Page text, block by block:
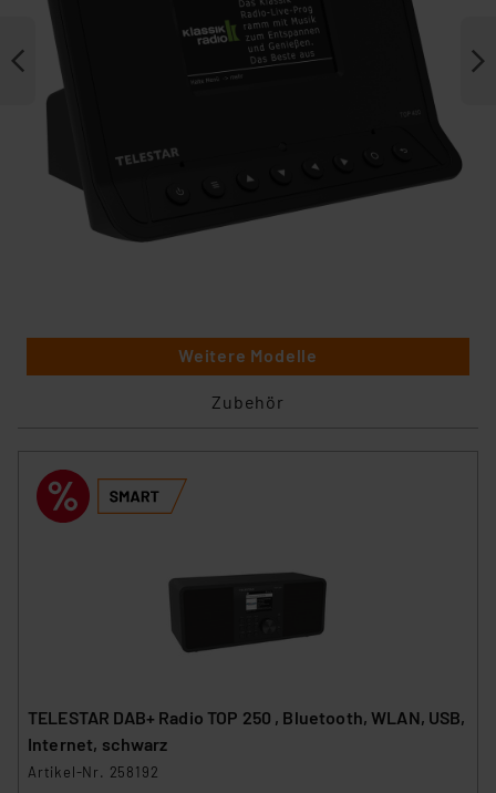
Weitere Modelle
Zubehör
TELESTAR DAB+ Radio TOP 250 , Bluetooth, WLAN, USB,
Internet, schwarz
Artikel-Nr. 258192